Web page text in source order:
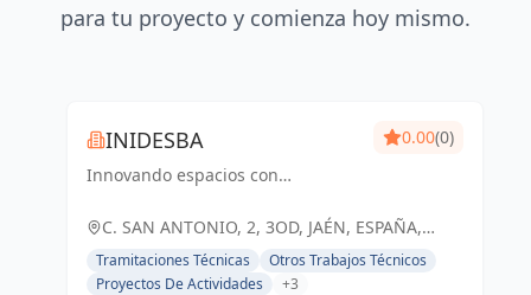
para tu proyecto y comienza hoy mismo.
INIDESBA
Innovando espacios con
de excelencia
0.00(0)
C. SAN ANTONIO, 2, 3OD, JAÉN, ESPAÑA,
España
Tramitaciones Técnicas
Otros Trabajos Técnicos
Proyectos De Actividades
+3